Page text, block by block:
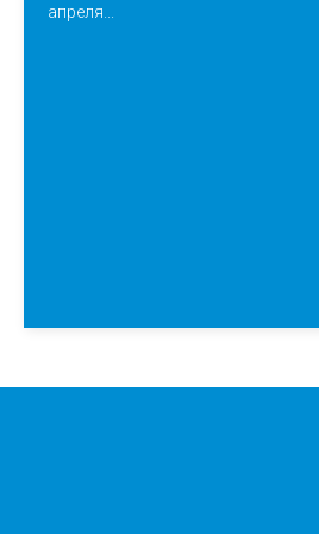
апреля...